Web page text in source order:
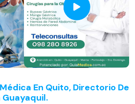
En Quito, Directorio De
Guayaquil.